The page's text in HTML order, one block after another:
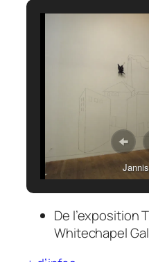
De l’exposition
Whitechapel